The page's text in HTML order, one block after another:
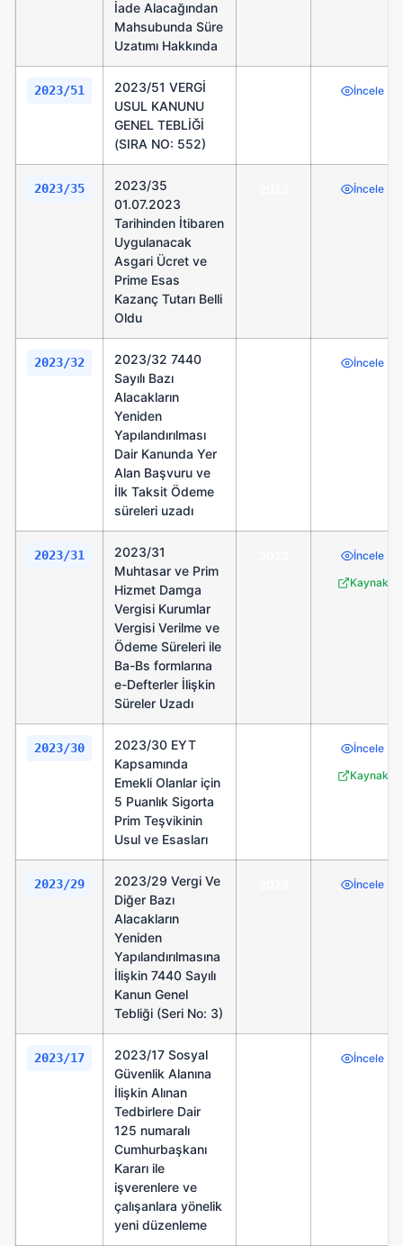
İade Alacağından
Mahsubunda Süre
Uzatımı Hakkında
2023/51
2023/51 VERGİ
USUL KANUNU
GENEL TEBLİĞİ
(SIRA NO: 552)
İncele
2023/35
2023/35
01.07.2023
Tarihinden İtibaren
Uygulanacak
Asgari Ücret ve
Prime Esas
Kazanç Tutarı Belli
Oldu
İncele
2023/32
2023/32 7440
Sayılı Bazı
Alacakların
Yeniden
Yapılandırılması
Dair Kanunda Yer
Alan Başvuru ve
İlk Taksit Ödeme
süreleri uzadı
İncele
2023/31
2023/31
Muhtasar ve Prim
Hizmet Damga
Vergisi Kurumlar
Vergisi Verilme ve
Ödeme Süreleri ile
Ba-Bs formlarına
e-Defterler İlişkin
Süreler Uzadı
İncele
Kaynak
2023/30
2023/30 EYT
Kapsamında
Emekli Olanlar için
5 Puanlık Sigorta
Prim Teşvikinin
Usul ve Esasları
İncele
Kaynak
2023/29
2023/29 Vergi Ve
Diğer Bazı
Alacakların
Yeniden
Yapılandırılmasına
İlişkin 7440 Sayılı
Kanun Genel
Tebliği (Seri No: 3)
İncele
2023/17
2023/17 Sosyal
Güvenlik Alanına
İlişkin Alınan
Tedbirlere Dair
125 numaralı
Cumhurbaşkanı
Kararı ile
işverenlere ve
çalışanlara yönelik
yeni düzenleme
İncele